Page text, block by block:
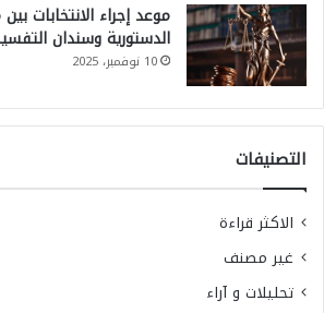
موعد إجراء الانتخابات
الدستورية وسندان
10 نوفمبر، 2025
التصنيفات
الاكثر قراءة
غير مصنف
تحليلات و آراء